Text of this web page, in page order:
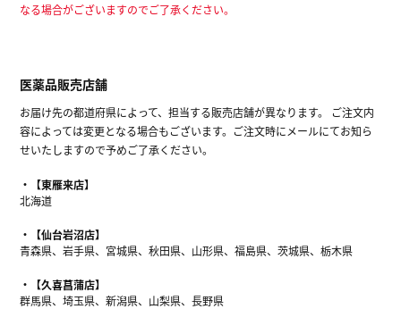
なる場合がございますのでご了承ください。
医薬品販売店舗
お届け先の都道府県によって、担当する販売店舗が異なります。 ご注文内
容によっては変更となる場合もございます。ご注文時にメールにてお知ら
せいたしますので予めご了承ください。
【東雁来店】
北海道
【仙台岩沼店】
青森県、岩手県、宮城県、秋田県、山形県、福島県、茨城県、栃木県
【久喜菖蒲店】
群馬県、埼玉県、新潟県、山梨県、長野県